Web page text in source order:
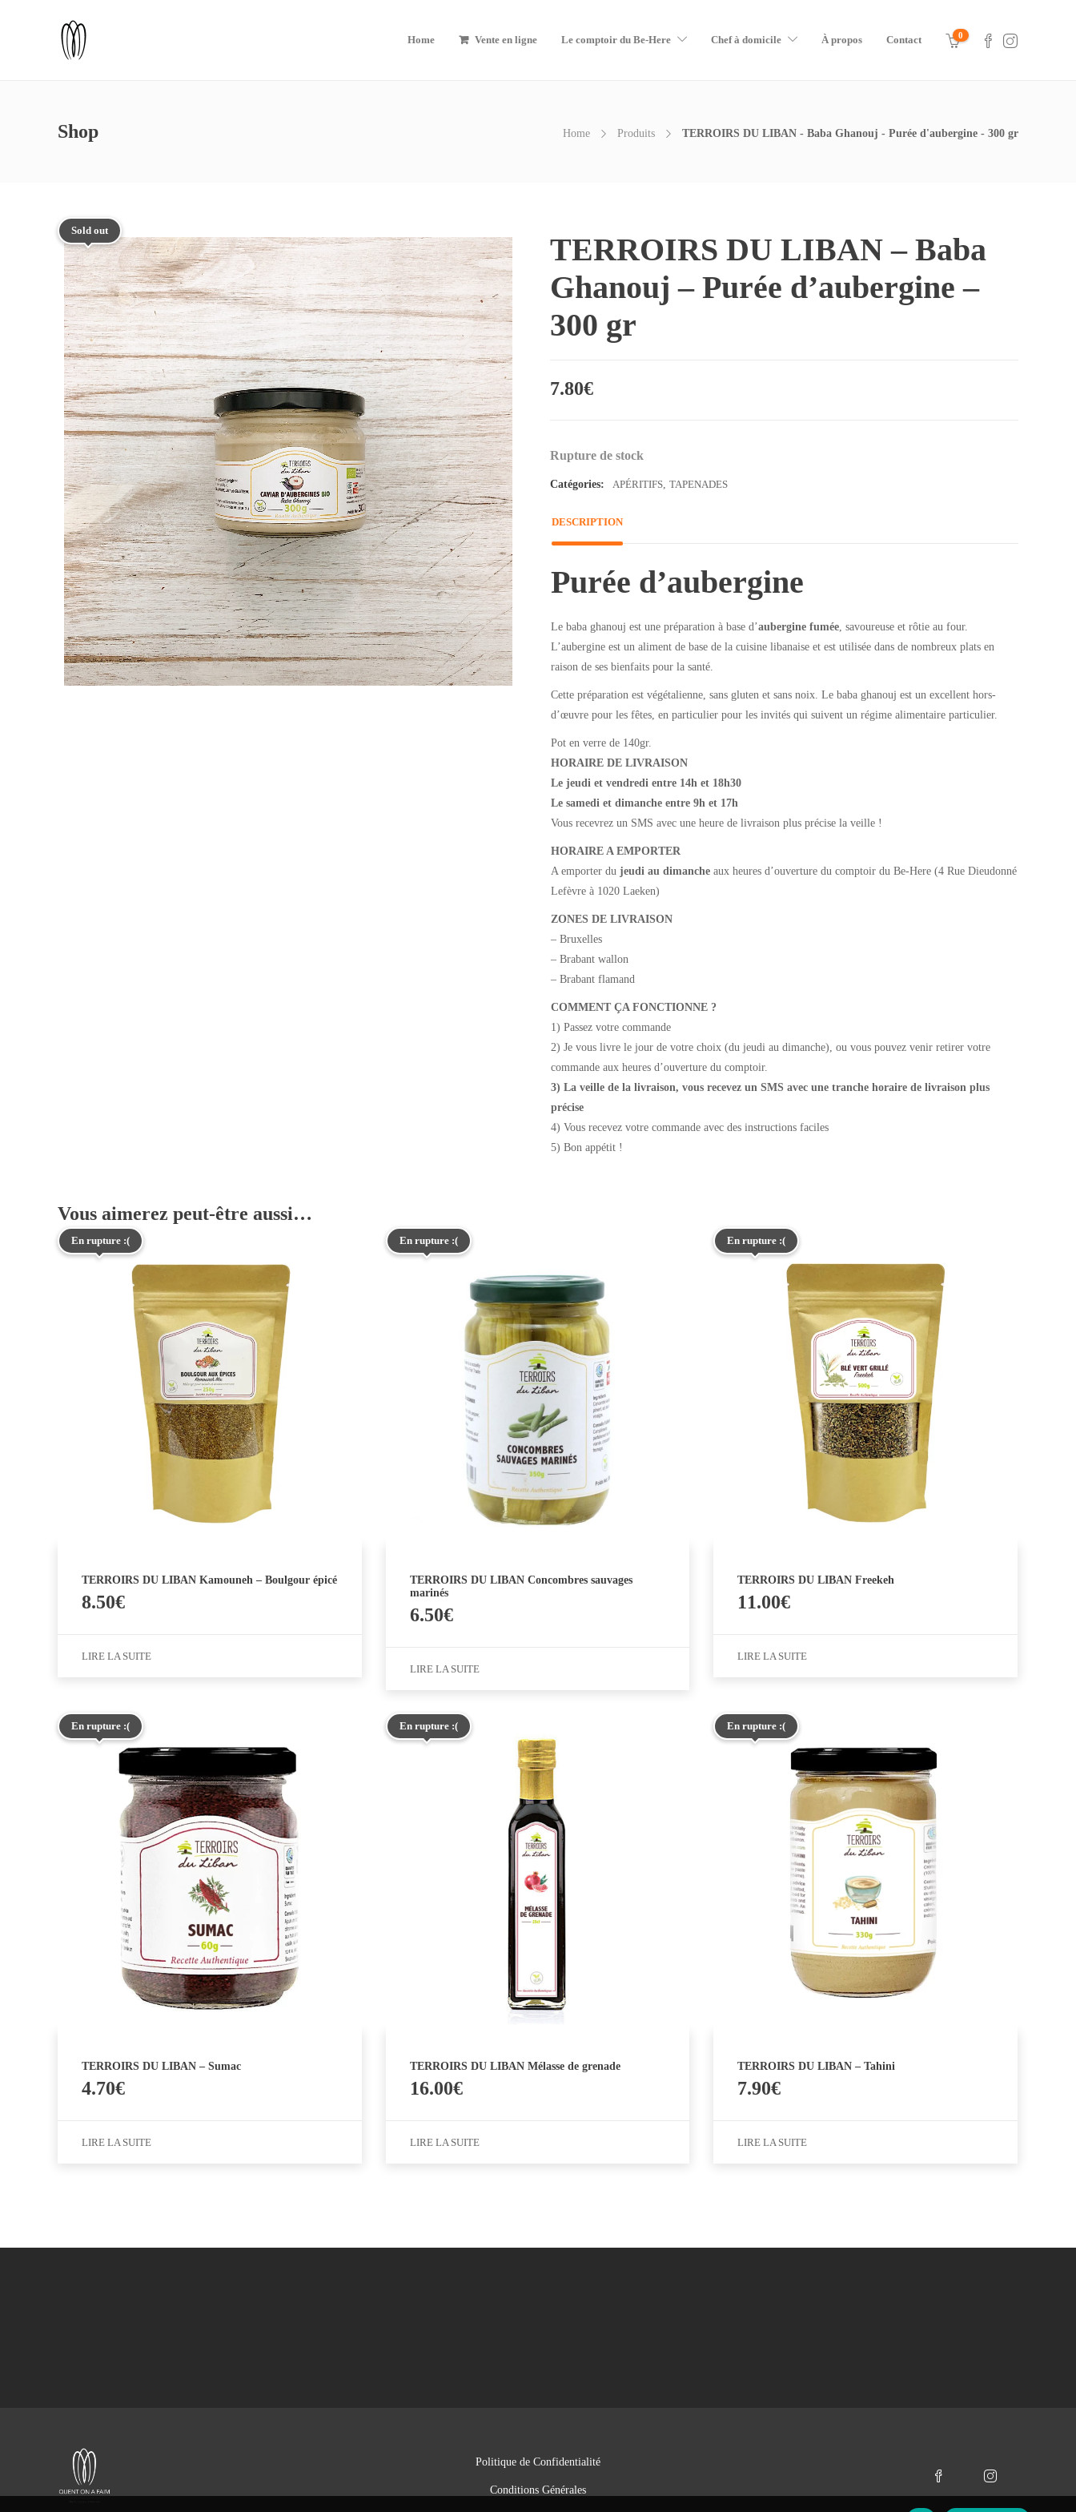
Home Vente en ligne Le comptoir du Be-Here Chef à domicile À propos Contact 0
Shop Home Produits TERROIRS DU LIBAN - Baba Ghanouj - Purée d'aubergine - 300 gr
Sold out
TERROIRS DU LIBAN – Baba
Ghanouj – Purée d’aubergine –
300 gr
7.80€
Rupture de stock
Catégories: APÉRITIFS, TAPENADES
DESCRIPTION
Purée d’aubergine
Le baba ghanouj est une préparation à base d’aubergine fumée , savoureuse et rôtie au four.
L’aubergine est un aliment de base de la cuisine libanaise et est utilisée dans de nombreux plats en
raison de ses bienfaits pour la santé.
Cette préparation est végétalienne, sans gluten et sans noix. Le baba ghanouj est un excellent hors-
d’œuvre pour les fêtes, en particulier pour les invités qui suivent un régime alimentaire particulier.
Pot en verre de 140gr.
HORAIRE DE LIVRAISON
Le jeudi et vendredi entre 14h et 18h30
Le samedi et dimanche entre 9h et 17h
Vous recevrez un SMS avec une heure de livraison plus précise la veille !
HORAIRE A EMPORTER
A emporter du jeudi au dimanche aux heures d’ouverture du comptoir du Be-Here (4 Rue Dieudonné
Lefèvre à 1020 Laeken)
ZONES DE LIVRAISON
– Bruxelles
– Brabant wallon
– Brabant flamand
COMMENT ÇA FONCTIONNE ?
1) Passez votre commande
2) Je vous livre le jour de votre choix (du jeudi au dimanche), ou vous pouvez venir retirer votre
commande aux heures d’ouverture du comptoir.
3) La veille de la livraison, vous recevez un SMS avec une tranche horaire de livraison plus
précise
4) Vous recevez votre commande avec des instructions faciles
5) Bon appétit !
Vous aimerez peut-être aussi…
En rupture :(
TERROIRS DU LIBAN Kamouneh – Boulgour épicé
8.50€
LIRE LA SUITE
En rupture :(
TERROIRS DU LIBAN Concombres sauvages
marinés
6.50€
LIRE LA SUITE
En rupture :(
TERROIRS DU LIBAN Freekeh
11.00€
LIRE LA SUITE
En rupture :(
TERROIRS DU LIBAN – Sumac
4.70€
LIRE LA SUITE
En rupture :(
TERROIRS DU LIBAN Mélasse de grenade
16.00€
LIRE LA SUITE
En rupture :(
TERROIRS DU LIBAN – Tahini
7.90€
LIRE LA SUITE
Politique de Confidentialité
Conditions Générales